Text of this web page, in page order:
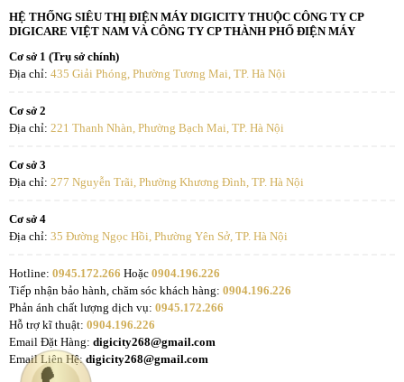
HỆ THỐNG SIÊU THỊ ĐIỆN MÁY DIGICITY THUỘC CÔNG TY CP
DIGICARE VIỆT NAM VÀ CÔNG TY CP THÀNH PHỐ ĐIỆN MÁY
Cơ sở 1 (Trụ sở chính)
Địa chỉ: 435 Giải Phóng, Phường Tương Mai, TP. Hà Nội
Cơ sở 2
Địa chỉ: 221 Thanh Nhàn, Phường Bạch Mai, TP. Hà Nội
Cơ sở 3
Địa chỉ: 277 Nguyễn Trãi, Phường Khương Đình, TP. Hà Nội
Cơ sở 4
Địa chỉ: 35 Đường Ngọc Hồi, Phường Yên Sở, TP. Hà Nội
Hotline: 0945.172.266 Hoặc 0904.196.226
Tiếp nhận bảo hành, chăm sóc khách hàng: 0904.196.226
Phản ánh chất lượng dịch vụ: 0945.172.266
Hỗ trợ kĩ thuật: 0904.196.226
Email Đặt Hàng: digicity268@gmail.com
Email Liên Hệ: digicity268@gmail.com